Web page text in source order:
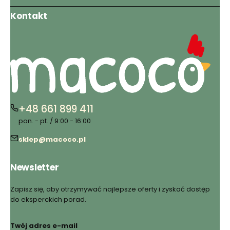
Kontakt
+48 661 899 411
pon. - pt. / 9:00 - 16:00
sklep@macoco.pl
Newsletter
Zapisz się, aby otrzymywać najlepsze oferty i zyskać dostęp
do eksperckich porad.
Twój adres e-mail